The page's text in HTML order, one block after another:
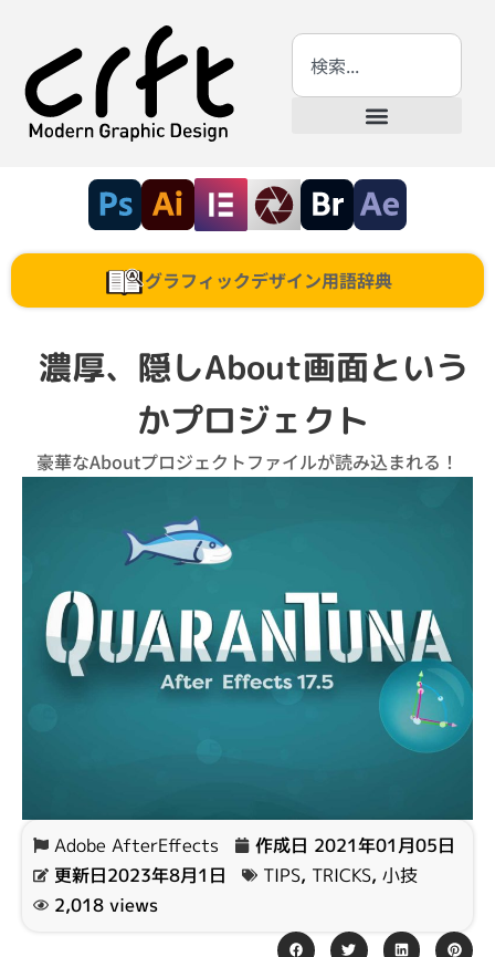
グラフィックデザイン用語辞典
濃厚、隠しAbout画面という
かプロジェクト
豪華なAboutプロジェクトファイルが読み込まれる！
Adobe AfterEffects 作成日 2021年01月05日
更新日2023年8月1日
TIPS, TRICKS, 小技
2,018 views